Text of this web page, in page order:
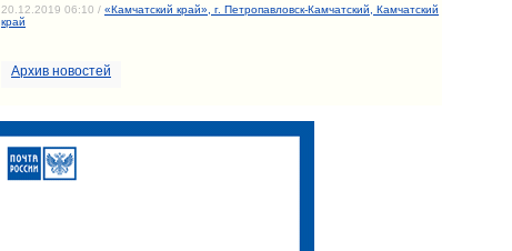
20.12.2019 06:10 / «Камчатский край», г. Петропавловск-Камчатский, Камчатский
край
Архив новостей